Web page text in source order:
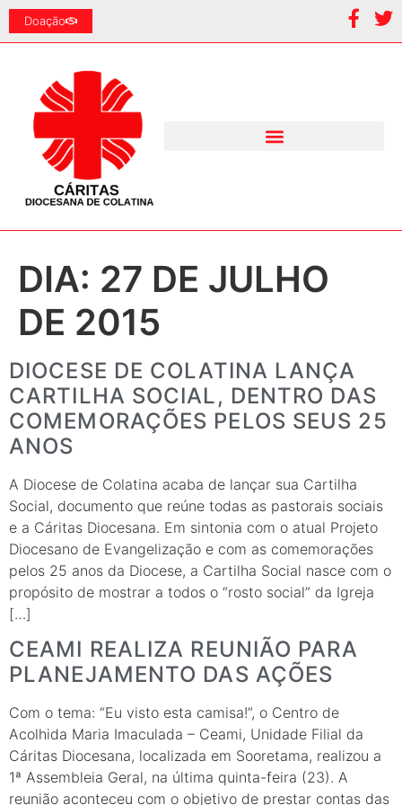
Doação
DIA: 27 DE JULHO
DE 2015
DIOCESE DE COLATINA LANÇA
CARTILHA SOCIAL, DENTRO DAS
COMEMORAÇÕES PELOS SEUS 25
ANOS
A Diocese de Colatina acaba de lançar sua Cartilha
Social, documento que reúne todas as pastorais sociais
e a Cáritas Diocesana. Em sintonia com o atual Projeto
Diocesano de Evangelização e com as comemorações
pelos 25 anos da Diocese, a Cartilha Social nasce com o
propósito de mostrar a todos o “rosto social” da Igreja
[…]
CEAMI REALIZA REUNIÃO PARA
PLANEJAMENTO DAS AÇÕES
Com o tema: “Eu visto esta camisa!”, o Centro de
Acolhida Maria Imaculada – Ceami, Unidade Filial da
Cáritas Diocesana, localizada em Sooretama, realizou a
1ª Assembleia Geral, na última quinta-feira (23). A
reunião aconteceu com o objetivo de prestar contas das